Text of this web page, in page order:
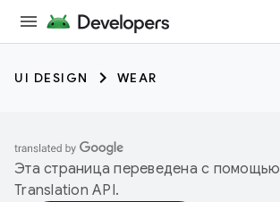
UI DESIGN WEAR
Эта страница переведена с помощью
Translation API.